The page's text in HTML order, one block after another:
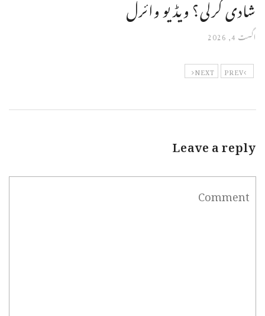
شادی کرلی؟ ویڈیو وائرل
اگست 4, 2026
PREV
NEXT
Leave a reply